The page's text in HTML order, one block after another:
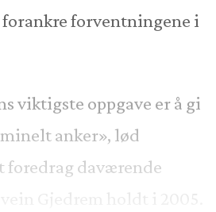
forventningene i
viktigste oppgave er å gi
anker», lød
foredrag daværende